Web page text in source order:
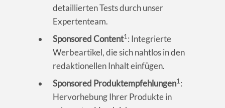
detaillierten Tests durch unser
Expertenteam.
Sponsored Content1 : Integrierte
Werbeartikel, die sich nahtlos in den
redaktionellen Inhalt einfügen.
Sponsored Produktempfehlungen1 :
Hervorhebung Ihrer Produkte in